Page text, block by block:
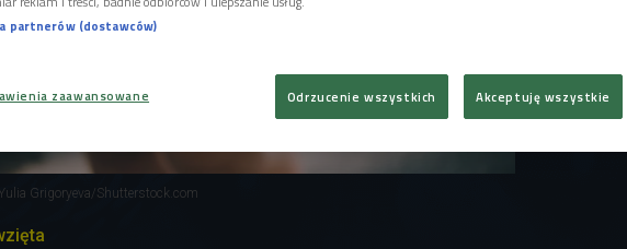
Grigoryeva/Shutterstock.com
partnerów (dostawców)
zaawansowane Odrzucenie wszystkich Akceptuję wszystkie